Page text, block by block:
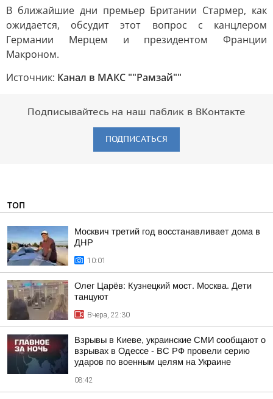
В ближайшие дни премьер Британии Стармер, как
ожидается, обсудит этот вопрос с канцлером
Германии Мерцем и президентом Франции
Макроном.
Источник: Канал в МАКС ""Рамзай""
Подписывайтесь на наш паблик в ВКонтакте
ПОДПИСАТЬСЯ
ТОП
Москвич третий год восстанавливает дома в
ДНР
10:01
Олег Царёв: Кузнецкий мост. Москва. Дети
танцуют
Вчера, 22:30
Взрывы в Киеве, украинские СМИ сообщают о
взрывах в Одессе - ВС РФ провели серию
ударов по военным целям на Украине
08:42